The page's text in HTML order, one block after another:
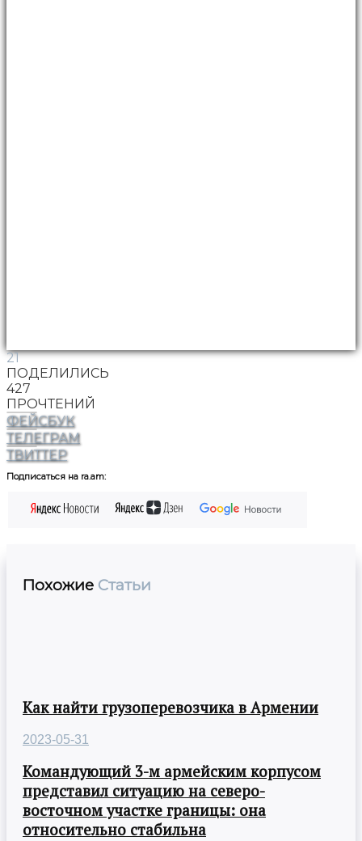
21
ПОДЕЛИЛИСЬ
427
ПРОЧТЕНИЙ
ФЕЙСБУК
ТЕЛЕГРАМ
ТВИТТЕР
Подписаться на ra.am:
Похожие Статьи
Как найти грузоперевозчика в Армении
2023-05-31
Командующий 3-м армейским корпусом
представил ситуацию на северо-
восточном участке границы: она
относительно стабильна